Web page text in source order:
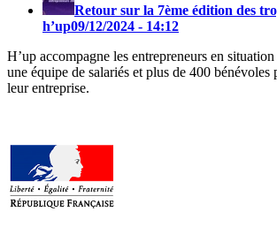
Retour sur la 7ème édition des
h’up09/12/2024 - 14:12
H’up accompagne​​ les entrepreneurs en
une équipe de salariés et plus de 400 bénévoles
leur entreprise.